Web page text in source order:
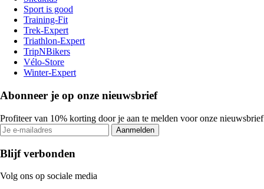
Sport is good
Training-Fit
Trek-Expert
Triathlon-Expert
TripNBikers
Vélo-Store
Winter-Expert
Abonneer je op onze nieuwsbrief
Profiteer van 10% korting door je aan te melden voor onze nieuwsbrief
Aanmelden
Blijf verbonden
Volg ons op sociale media